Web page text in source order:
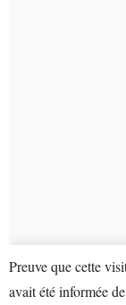
Preuve que cette
avait été informée